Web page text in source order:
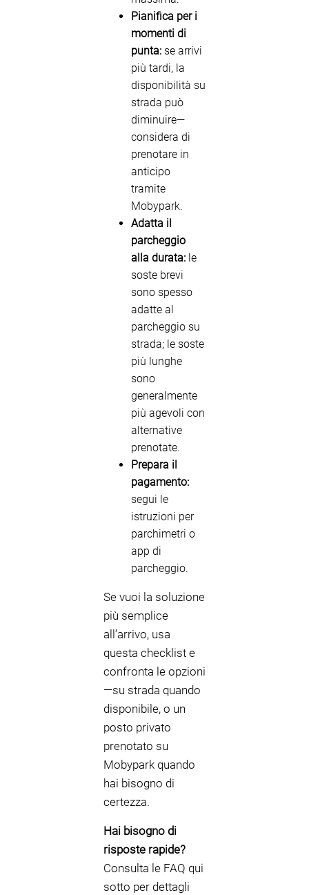
Pianifica per i
momenti di
punta: se arrivi
più tardi, la
disponibilità su
strada può
diminuire—
considera di
prenotare in
anticipo
tramite
Mobypark.
Adatta il
parcheggio
alla durata: le
soste brevi
sono spesso
adatte al
parcheggio su
strada; le soste
più lunghe
sono
generalmente
più agevoli con
alternative
prenotate.
Prepara il
pagamento:
segui le
istruzioni per
parchimetri o
app di
parcheggio.
Se vuoi la soluzione
più semplice
all’arrivo, usa
questa checklist e
confronta le opzioni
—su strada quando
disponibile, o un
posto privato
prenotato su
Mobypark quando
hai bisogno di
certezza.
Hai bisogno di
risposte rapide?
Consulta le FAQ qui
sotto per dettagli